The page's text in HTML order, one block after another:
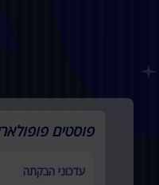
פוסטים
עדכוני הבקתה